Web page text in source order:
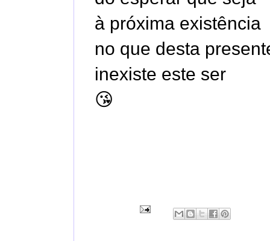
à próxima existência
no que desta
inexiste este ser
😘